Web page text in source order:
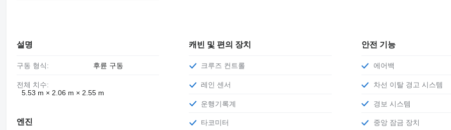
설명
구동 형식: 후륜 구동
전체 치수:
5.53 m × 2.06 m × 2.55 m
엔진
캐빈 및 편의 장치
크루즈 컨트롤
레인 센서
운행기록계
타코미터
안전 기능
에어백
차선 이탈 경고 시스템
경보 시스템
중앙 잠금 장치